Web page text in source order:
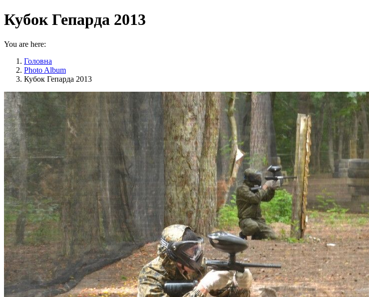
Кубок Гепарда 2013
You are here:
Головна
Photo Album
Кубок Гепарда 2013